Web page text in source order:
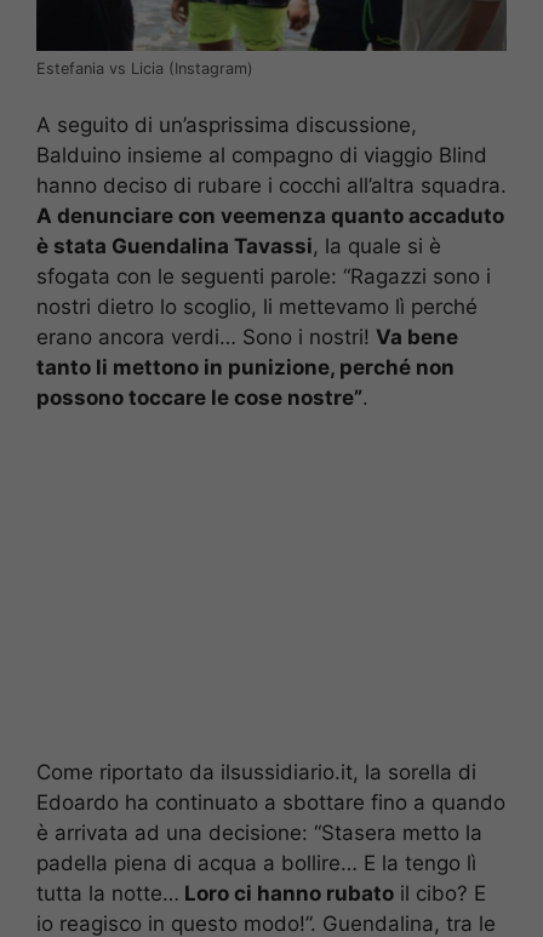
Estefania vs Licia (Instagram)
A seguito di un’asprissima discussione,
Balduino insieme al compagno di viaggio Blind
hanno deciso di rubare i cocchi all’altra squadra.
A denunciare con veemenza quanto accaduto
è stata Guendalina Tavassi, la quale si è
sfogata con le seguenti parole: “Ragazzi sono i
nostri dietro lo scoglio, li mettevamo lì perché
erano ancora verdi… Sono i nostri! Va bene
tanto li mettono in punizione, perché non
possono toccare le cose nostre”.
Come riportato da ilsussidiario.it, la sorella di
Edoardo ha continuato a sbottare fino a quando
è arrivata ad una decisione: “Stasera metto la
padella piena di acqua a bollire… E la tengo lì
tutta la notte… Loro ci hanno rubato il cibo? E
io reagisco in questo modo!”. Guendalina, tra le